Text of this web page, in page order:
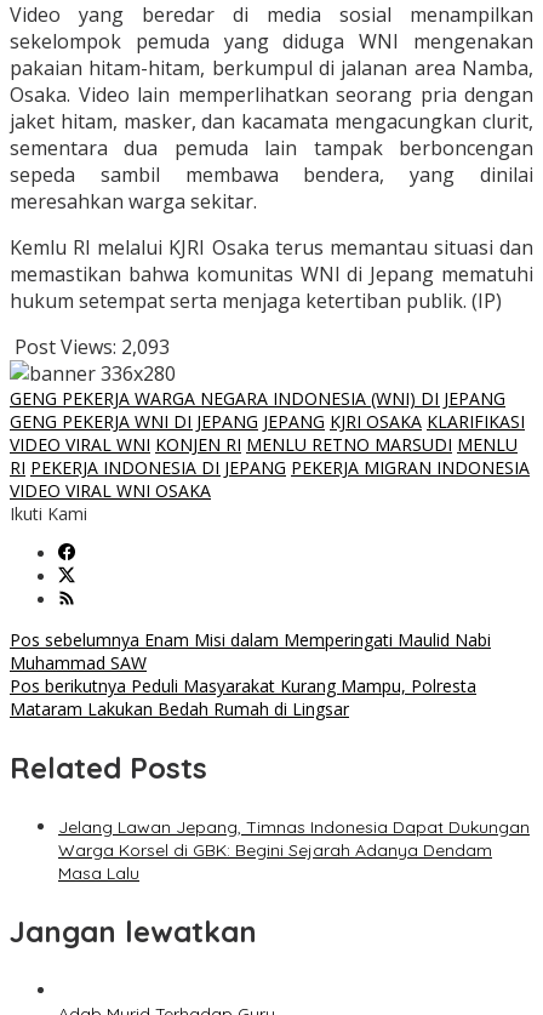
Video yang beredar di media sosial menampilkan
sekelompok pemuda yang diduga WNI mengenakan
pakaian hitam-hitam, berkumpul di jalanan area Namba,
Osaka. Video lain memperlihatkan seorang pria dengan
jaket hitam, masker, dan kacamata mengacungkan clurit,
sementara dua pemuda lain tampak berboncengan
sepeda sambil membawa bendera, yang dinilai
meresahkan warga sekitar.
Kemlu RI melalui KJRI Osaka terus memantau situasi dan
memastikan bahwa komunitas WNI di Jepang mematuhi
hukum setempat serta menjaga ketertiban publik. (IP)
Post Views: 2,093
GENG PEKERJA WARGA NEGARA INDONESIA (WNI) DI JEPANG
GENG PEKERJA WNI DI JEPANG JEPANG KJRI OSAKA KLARIFIKASI
VIDEO VIRAL WNI KONJEN RI MENLU RETNO MARSUDI MENLU
RI PEKERJA INDONESIA DI JEPANG PEKERJA MIGRAN INDONESIA
VIDEO VIRAL WNI OSAKA
Ikuti Kami
Navigasi
pos
Pos sebelumnya Enam Misi dalam Memperingati Maulid Nabi
Muhammad SAW
Pos berikutnya Peduli Masyarakat Kurang Mampu, Polresta
Mataram Lakukan Bedah Rumah di Lingsar
Related Posts
Jelang Lawan Jepang, Timnas Indonesia Dapat Dukungan
Warga Korsel di GBK: Begini Sejarah Adanya Dendam
Masa Lalu
Jangan lewatkan